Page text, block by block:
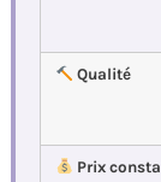
Qualité
Prix